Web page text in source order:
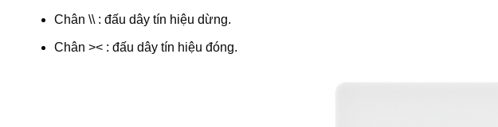
Chân \\ : đấu dây tín hiệu dừng.
Chân >< : đấu dây tín hiệu đóng.